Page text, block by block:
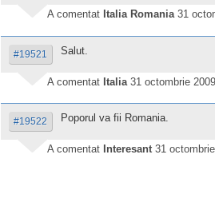
A comentat Italia Romania 31
#19521 Salut.
A comentat Italia 31 octombrie
#19522 Poporul va fii Romania.
A comentat Interesant 31